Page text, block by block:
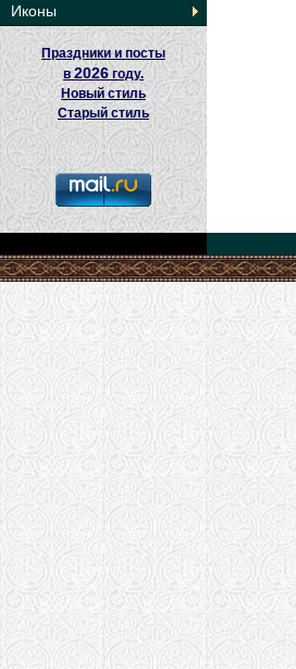
Иконы
Праздники и посты
в2026 году.
Новый стиль
Старый стиль